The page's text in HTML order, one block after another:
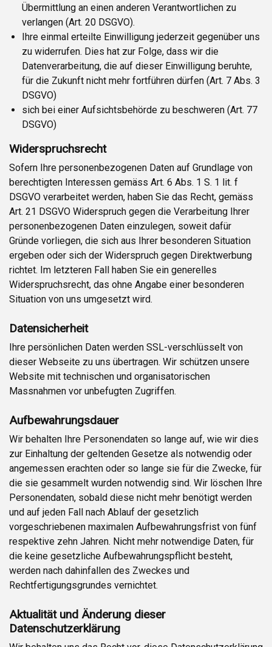
Übermittlung an einen anderen Verantwortlichen zu
verlangen (Art. 20 DSGVO).
Ihre einmal erteilte Einwilligung jederzeit gegenüber uns
zu widerrufen. Dies hat zur Folge, dass wir die
Datenverarbeitung, die auf dieser Einwilligung beruhte,
für die Zukunft nicht mehr fortführen dürfen (Art. 7 Abs. 3
DSGVO)
sich bei einer Aufsichtsbehörde zu beschweren (Art. 77
DSGVO)
Widerspruchsrecht
Sofern Ihre personenbezogenen Daten auf Grundlage von
berechtigten Interessen gemäss Art. 6 Abs. 1 S. 1 lit. f
DSGVO verarbeitet werden, haben Sie das Recht, gemäss
Art. 21 DSGVO Widerspruch gegen die Verarbeitung Ihrer
personenbezogenen Daten einzulegen, soweit dafür
Gründe vorliegen, die sich aus Ihrer besonderen Situation
ergeben oder sich der Widerspruch gegen Direktwerbung
richtet. Im letzteren Fall haben Sie ein generelles
Widerspruchsrecht, das ohne Angabe einer besonderen
Situation von uns umgesetzt wird.
Datensicherheit
Ihre persönlichen Daten werden SSL-verschlüsselt von
dieser Webseite zu uns übertragen. Wir schützen unsere
Website mit technischen und organisatorischen
Massnahmen vor unbefugten Zugriffen.
Aufbewahrungsdauer
Wir behalten Ihre Personendaten so lange auf, wie wir dies
zur Einhaltung der geltenden Gesetze als notwendig oder
angemessen erachten oder so lange sie für die Zwecke, für
die sie gesammelt wurden notwendig sind. Wir löschen Ihre
Personendaten, sobald diese nicht mehr benötigt werden
und auf jeden Fall nach Ablauf der gesetzlich
vorgeschriebenen maximalen Aufbewahrungsfrist von fünf
respektive zehn Jahren. Nicht mehr notwendige Daten, für
die keine gesetzliche Aufbewahrungspflicht besteht,
werden nach dahinfallen des Zweckes und
Rechtfertigungsgrundes vernichtet.
Aktualität und Änderung dieser
Datenschutzerklärung